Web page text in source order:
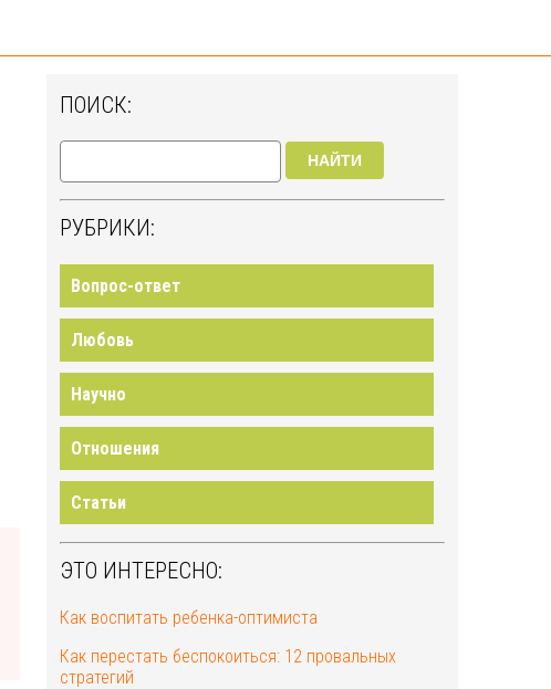
ПОИСК:
НАЙТИ
РУБРИКИ:
Вопрос-ответ
Любовь
Научно
Отношения
Статьи
ЭТО ИНТЕРЕСНО:
Как воспитать ребенка-оптимиста
Как перестать беспокоиться: 12 провальных
стратегий